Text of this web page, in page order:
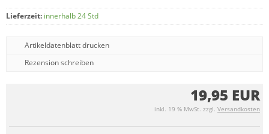
Lieferzeit: innerhalb 24 Std
Artikeldatenblatt drucken
Rezension schreiben
19,95 EUR
inkl. 19 % MwSt. zzgl. Versandkosten